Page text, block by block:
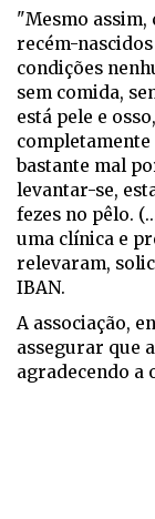
"Mesmo
recém-
condições
sem comida,
está pele e
completamente
bastante mal
levantar-se,
fezes no pêlo.
uma clínica e
relevaram,
IBAN.
A associação,
assegurar que
agradecendo a